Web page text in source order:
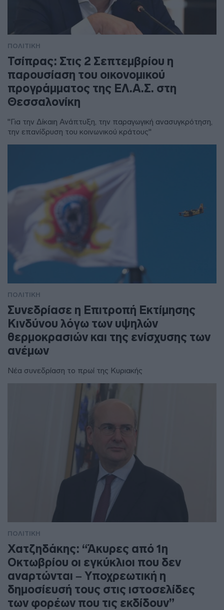
ΠΟΛΙΤΙΚΗ
Τσίπρας: Στις 2 Σεπτεμβρίου η
παρουσίαση του οικονομικού
προγράμματος της ΕΛ.Α.Σ. στη
Θεσσαλονίκη
"Για την Δίκαιη Ανάπτυξη, την παραγωγική ανασυγκρότηση,
την επανίδρυση του κοινωνικού κράτους"
ΠΟΛΙΤΙΚΗ
Συνεδρίασε η Επιτροπή Εκτίμησης
Κινδύνου λόγω των υψηλών
θερμοκρασιών και της ενίσχυσης των
ανέμων
Νέα συνεδρίαση το πρωί της Κυριακής
ΠΟΛΙΤΙΚΗ
Χατζηδάκης: “Άκυρες από 1η
Οκτωβρίου οι εγκύκλιοι που δεν
αναρτώνται – Υποχρεωτική η
δημοσίευσή τους στις ιστοσελίδες
των φορέων που τις εκδίδουν”